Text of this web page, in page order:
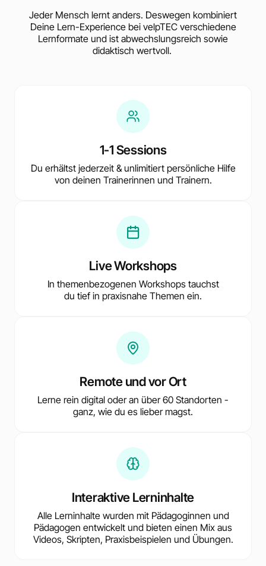
Jeder Mensch lernt anders. Deswegen kombiniert
Deine Lern-Experience bei velpTEC verschiedene
Lernformate und ist abwechslungsreich sowie
didaktisch wertvoll.
1-1 Sessions
Du erhältst jederzeit & unlimitiert persönliche Hilfe
von deinen Trainerinnen und Trainern.
Live Workshops
In themenbezogenen Workshops tauchst
du tief in praxisnahe Themen ein.
Remote und vor Ort
Lerne rein digital oder an über 60 Standorten -
ganz, wie du es lieber magst.
Interaktive Lerninhalte
Alle Lerninhalte wurden mit Pädagoginnen und
Pädagogen entwickelt und bieten einen Mix aus
Videos, Skripten, Praxisbeispielen und Übungen.